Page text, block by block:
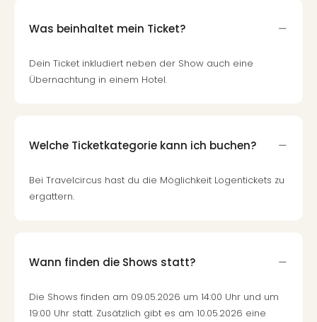
Was beinhaltet mein Ticket?
Dein Ticket inkludiert neben der Show auch eine
Übernachtung in einem Hotel.
Welche Ticketkategorie kann ich buchen?
Bei Travelcircus hast du die Möglichkeit Logentickets zu
ergattern.
Wann finden die Shows statt?
Die Shows finden am 09.05.2026 um 14:00 Uhr und um
19:00 Uhr statt. Zusätzlich gibt es am 10.05.2026 eine